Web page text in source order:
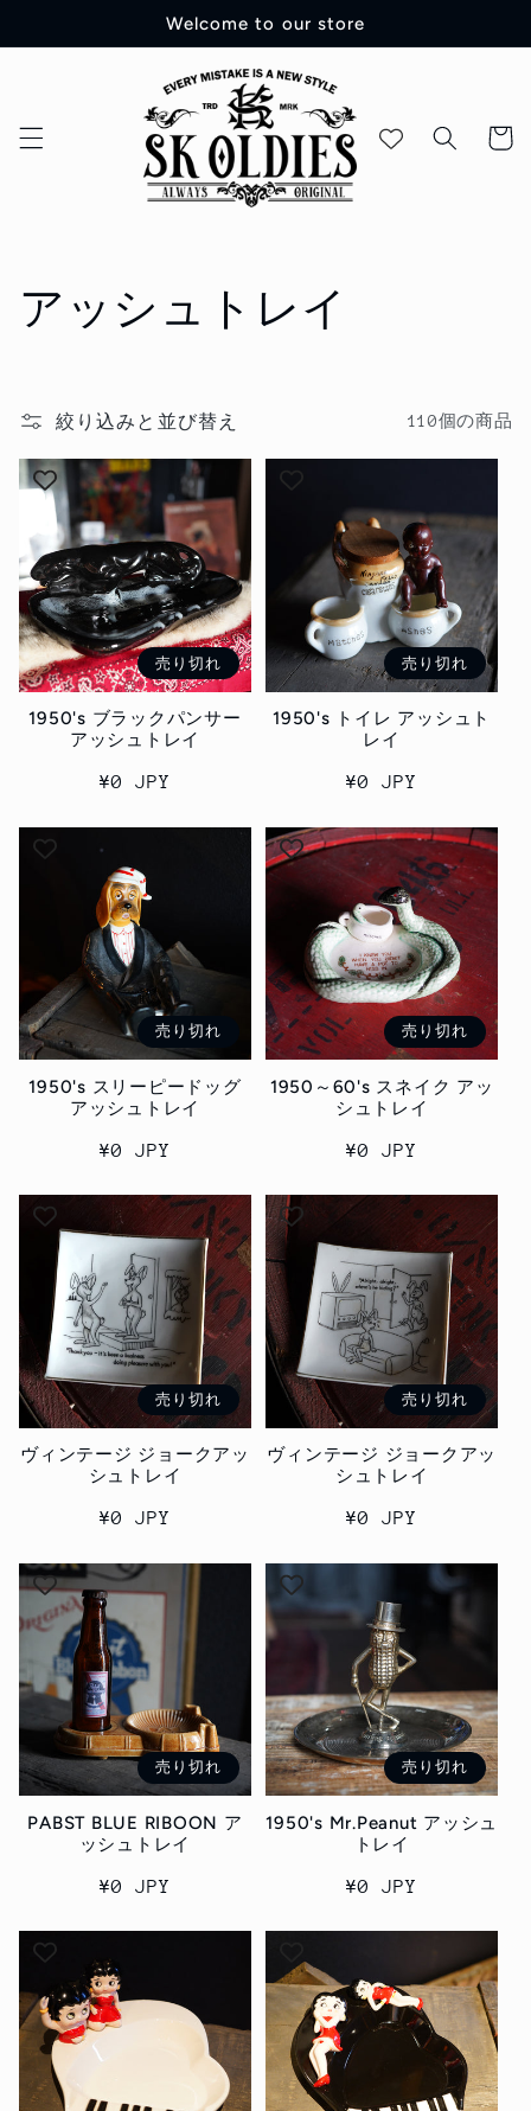
進む
Welcome to our store
ー
コ
ク
シ
ョ
ン
:
アッシュトレイ
絞り込みと並び替え 110個の商品
売り切れ
1950's ブラックパンサー
アッシュトレイ
通
格
¥0 JPY
売り切れ
1950's トイレ アッシュト
レイ
通
価
格
¥0 JPY
売り切れ
1950's スリーピードッグ
アッシュトレイ
通
価
格
¥0 JPY
売り切れ
1950～60's スネイク アッ
シュトレイ
通
価
¥0 JPY
売り切れ
ヴィンテージ ジョークアッ
シュトレイ
通
価
格
¥0 JPY
売り切れ
ヴィンテージ ジョークアッ
シュトレイ
通
格
¥0 JPY
売り切れ
PABST BLUE RIBOON ア
ッシュトレイ
通
格
¥0 JPY
売り切れ
1950's Mr.Peanut アッシュ
トレイ
通
¥0 JPY